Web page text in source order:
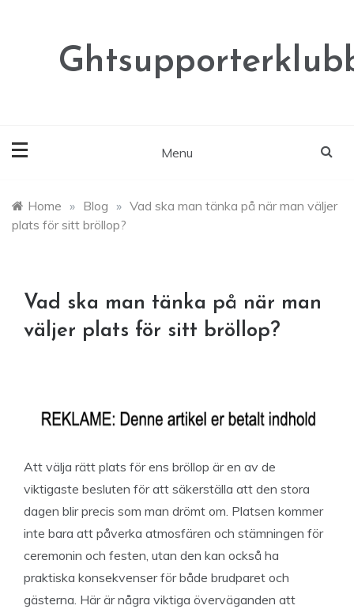
Menu
Home » Blog » Vad ska man tänka på när man väljer
plats för sitt bröllop?
Vad ska man tänka på när man
väljer plats för sitt bröllop?
Att välja rätt plats för ens bröllop är en av de
viktigaste besluten för att säkerställa att den stora
dagen blir precis som man drömt om. Platsen kommer
inte bara att påverka atmosfären och stämningen för
ceremonin och festen, utan den kan också ha
praktiska konsekvenser för både brudparet och
gästerna. Här är några viktiga överväganden att